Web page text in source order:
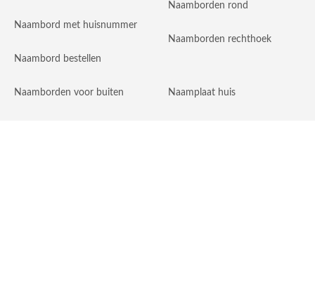
Naambord met huisnummer
Naambord bestellen
Naamborden rond
Naamborden rechthoek
Naamborden voor buiten Naamplaat huis